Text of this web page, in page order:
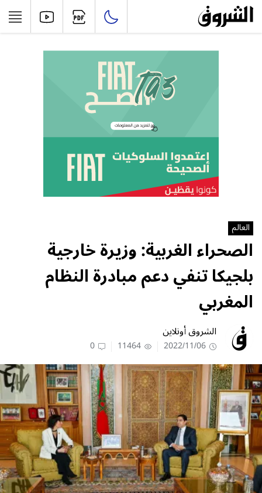
العالم
الصحراء الغربية: وزيرة خارجية
بلجيكا تنفي دعم مبادرة النظام
المغربي
الشروق أونلاين
2022/11/06
11464
0